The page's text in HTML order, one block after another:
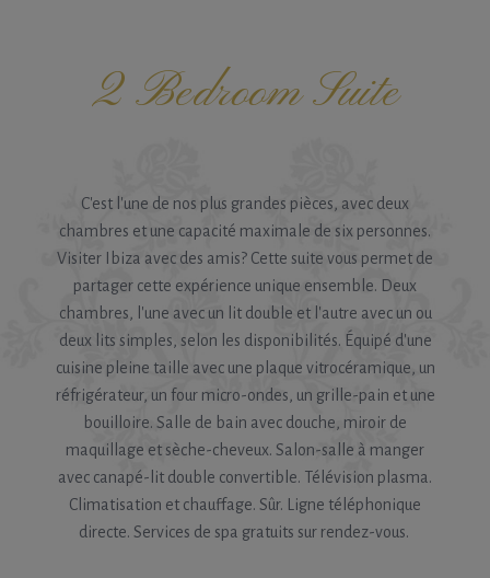
2 Bedroom Suite
C'est l'une de nos plus grandes pièces, avec deux
chambres et une capacité maximale de six personnes.
Visiter Ibiza avec des amis? Cette suite vous permet de
partager cette expérience unique ensemble. Deux
chambres, l'une avec un lit double et l'autre avec un ou
deux lits simples, selon les disponibilités. Équipé d'une
cuisine pleine taille avec une plaque vitrocéramique, un
réfrigérateur, un four micro-ondes, un grille-pain et une
bouilloire. Salle de bain avec douche, miroir de
maquillage et sèche-cheveux. Salon-salle à manger
avec canapé-lit double convertible. Télévision plasma.
Climatisation et chauffage. Sûr. Ligne téléphonique
directe. Services de spa gratuits sur rendez-vous.